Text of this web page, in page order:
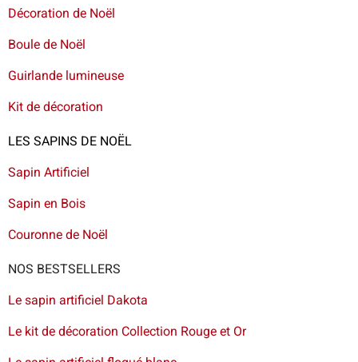
Décoration de Noël
Boule de Noël
Guirlande lumineuse
Kit de décoration
LES SAPINS DE NOËL
Sapin Artificiel
Sapin en Bois
Couronne de Noël
NOS BESTSELLERS
Le sapin artificiel Dakota
Le kit de décoration Collection Rouge et Or